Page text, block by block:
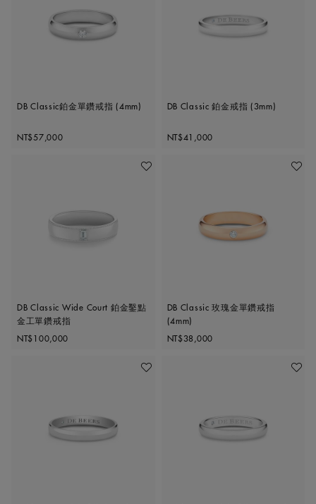
DB Classic鉑金單鑽戒指 (4mm)
Original price
NT$57,000
DB Classic 鉑金戒指 (3mm)
Original price
NT$41,000
加入喜愛清單
DB Classic Wide Court 鉑金鑿點
金工單鑽戒指
Original price
NT$100,000
加入喜
DB Classic 玫瑰金單鑽戒指
(4mm)
Original price
NT$38,000
加入喜愛清單 加入喜